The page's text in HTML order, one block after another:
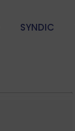
SYNDIC